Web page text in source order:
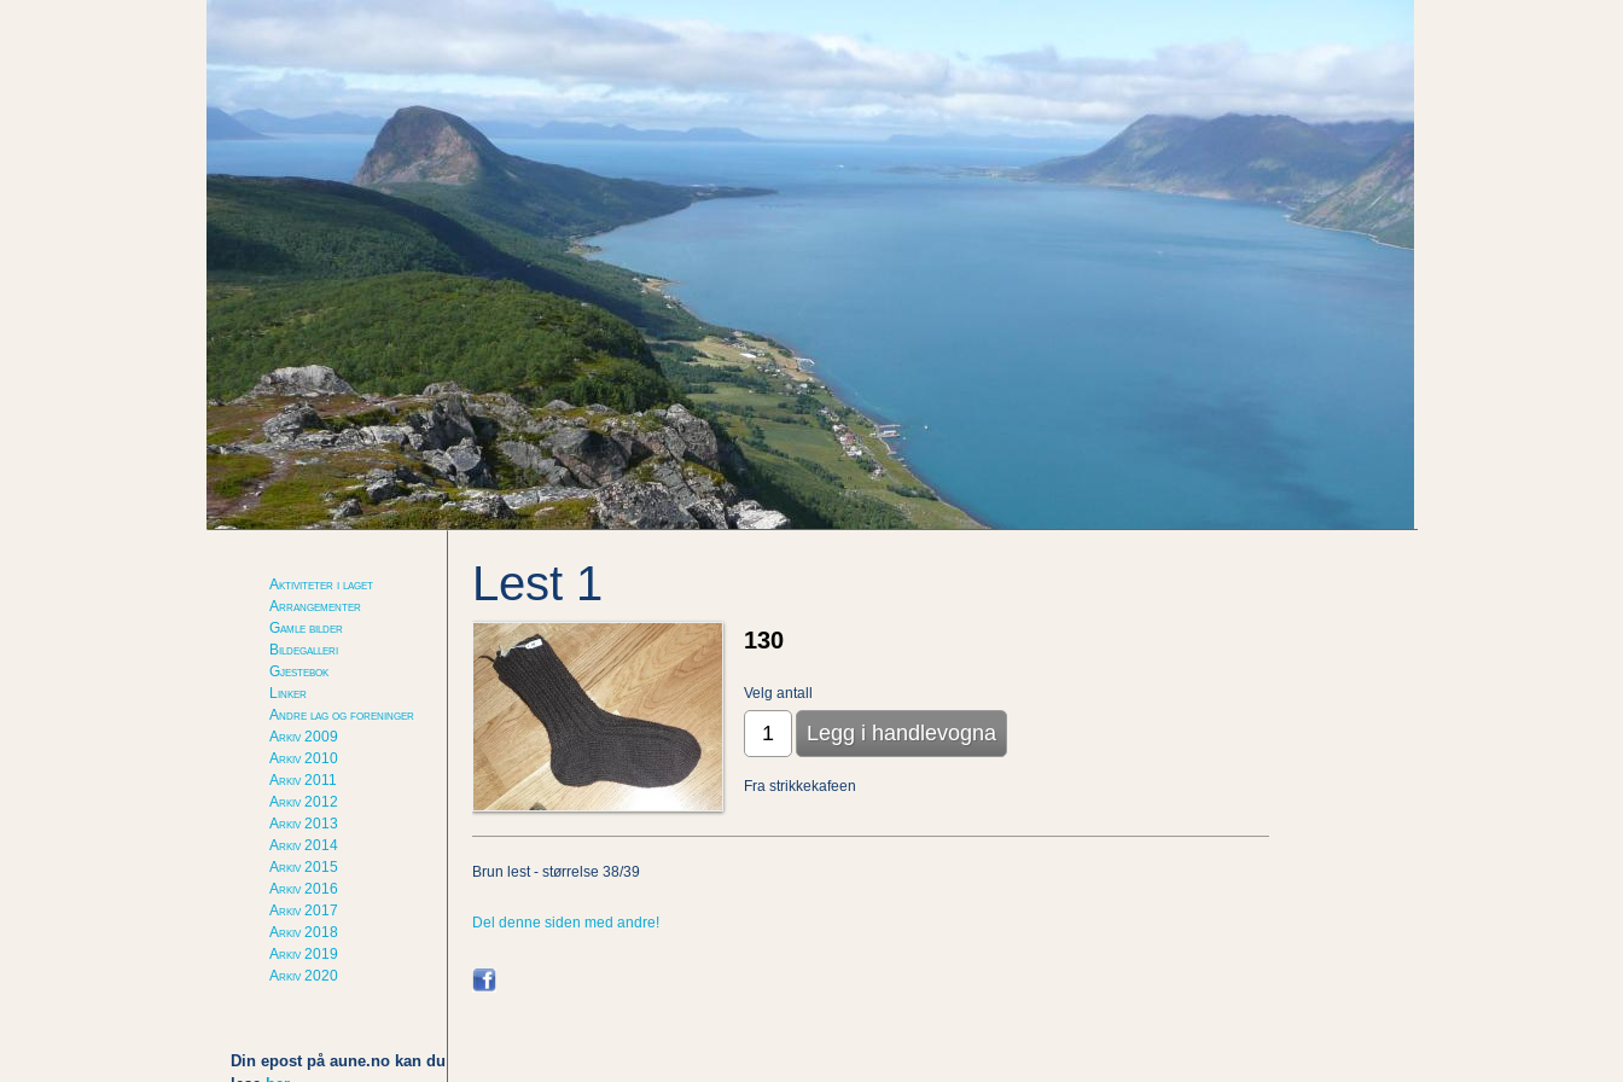
Aktiviteter i laget
Arrangementer
Gamle bilder
Bildegalleri
Gjestebok
Linker
Andre lag og foreninger
Arkiv 2009
Arkiv 2010
Arkiv 2011
Arkiv 2012
Arkiv 2013
Arkiv 2014
Arkiv 2015
Arkiv 2016
Arkiv 2017
Arkiv 2018
Arkiv 2019
Arkiv 2020
Din epost på aune.no kan du
Lest 1
130
Velg antall
Fra strikkekafeen
Brun lest - størrelse 38/39
Del denne siden med andre!